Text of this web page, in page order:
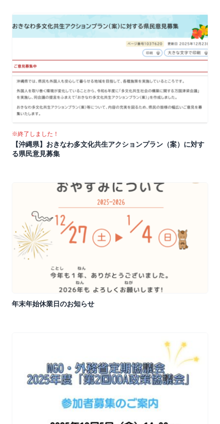
※終了しました！
【沖縄県】おきなわ多文化共生アクションプラン（案）に対す
る県民意見募集
年末年始休業日のお知らせ